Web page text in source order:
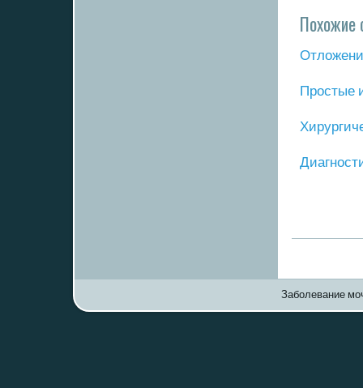
Похожие
Прοстые
Заболевание